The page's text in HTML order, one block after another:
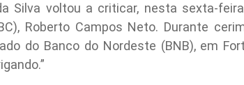
Silva voltou a criticar, nesta sexta-
Roberto Campos Neto. Durante
do Banco do Nordeste (BNB), em